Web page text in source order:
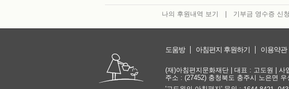
나의 후원내역 보기 기부금 영수증 신청
도움방 아침편지 후원하기 이용약관
(재)아침편지문화재단 | 대표 : 고도원 | 사
주소 : (27452) 충청북도 충주시 노은면 우